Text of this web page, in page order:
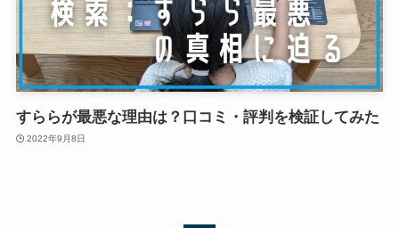
すららが最悪な理由は？口コミ・評判を検証してみた
2022年9月8日